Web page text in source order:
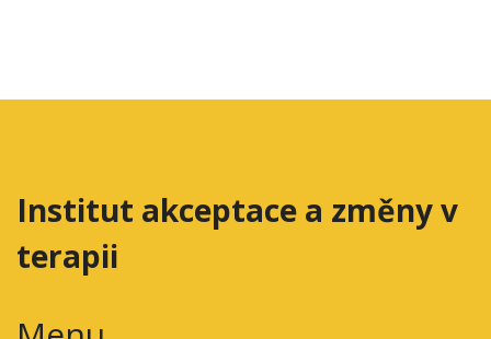
Institut akceptace a změny v
terapii